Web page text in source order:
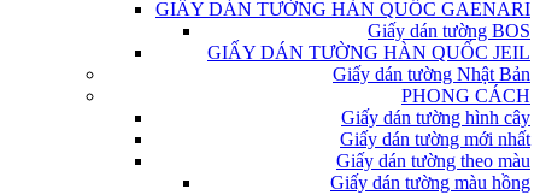
GIẤY DÁN TƯỜNG HÀN QUỐC GAENARI
Giấy dán tường BOS
GIẤY DÁN TƯỜNG HÀN QUỐC JEIL
Giấy dán tường Nhật Bản
PHONG CÁCH
Giấy dán tường hình cây
Giấy dán tường mới nhất
Giấy dán tường theo màu
Giấy dán tường màu hồng